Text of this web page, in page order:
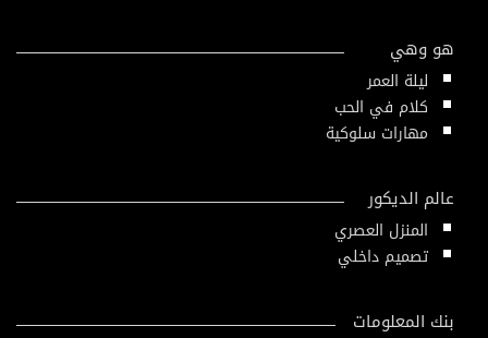
هو وهي
ليلة العمر
كلام في الحب
مهارات سلوكية
عالم الديكور
المنزل العصري
تصميم داخلي
بنك المعلومات